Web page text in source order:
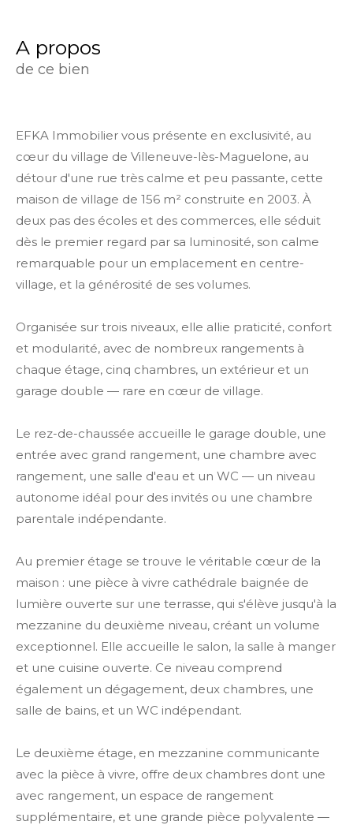
a propos
de ce bien
EFKA Immobilier vous présente en exclusivité, au
cœur du village de Villeneuve-lès-Maguelone, au
détour d'une rue très calme et peu passante, cette
maison de village de 156 m² construite en 2003. À
deux pas des écoles et des commerces, elle séduit
dès le premier regard par sa luminosité, son calme
remarquable pour un emplacement en centre-
village, et la générosité de ses volumes.
Organisée sur trois niveaux, elle allie praticité, confort
et modularité, avec de nombreux rangements à
chaque étage, cinq chambres, un extérieur et un
garage double — rare en cœur de village.
Le rez-de-chaussée accueille le garage double, une
entrée avec grand rangement, une chambre avec
rangement, une salle d'eau et un WC — un niveau
autonome idéal pour des invités ou une chambre
parentale indépendante.
Au premier étage se trouve le véritable cœur de la
maison : une pièce à vivre cathédrale baignée de
lumière ouverte sur une terrasse, qui s'élève jusqu'à la
mezzanine du deuxième niveau, créant un volume
exceptionnel. Elle accueille le salon, la salle à manger
et une cuisine ouverte. Ce niveau comprend
également un dégagement, deux chambres, une
salle de bains, et un WC indépendant.
Le deuxième étage, en mezzanine communicante
avec la pièce à vivre, offre deux chambres dont une
avec rangement, un espace de rangement
supplémentaire, et une grande pièce polyvalente —